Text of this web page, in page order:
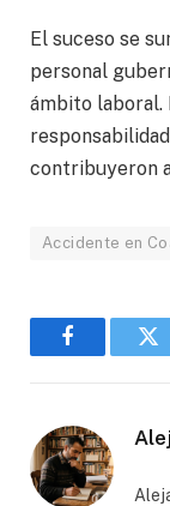
El suceso se
personal
ámbito laboral.
contribuyeron
Accidente en
Facebook